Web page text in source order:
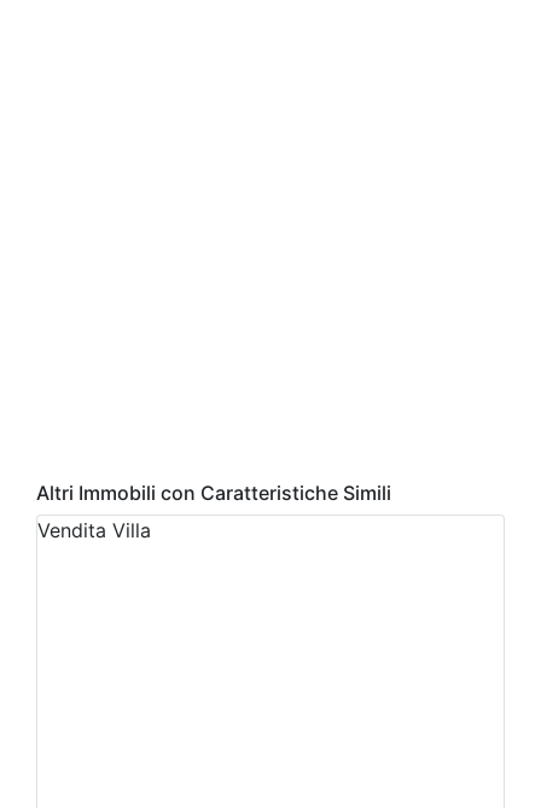
Altri Immobili con Caratteristiche Simili
Vendita Villa